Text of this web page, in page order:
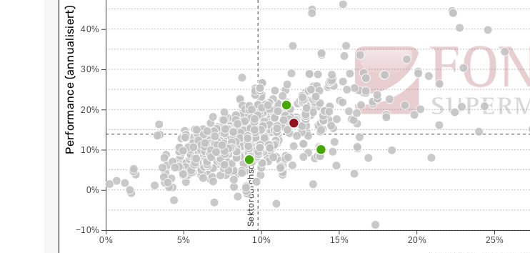
0% 5% 10% 15% 20% 25%
−10%
0%
10%
20%
30%
40%
Sektordurchschnitt
Performance (annualisiert)